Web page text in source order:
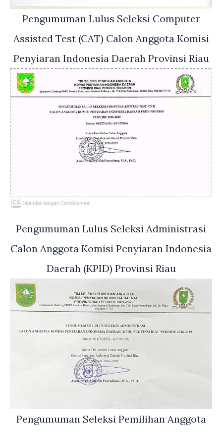
Pengumuman Lulus Seleksi Computer
Assisted Test (CAT) Calon Anggota Komisi
Penyiaran Indonesia Daerah Provinsi Riau
Pengumuman Lulus Seleksi Administrasi
Calon Anggota Komisi Penyiaran Indonesia
Daerah (KPID) Provinsi Riau
Pengumuman Seleksi Pemilihan Anggota